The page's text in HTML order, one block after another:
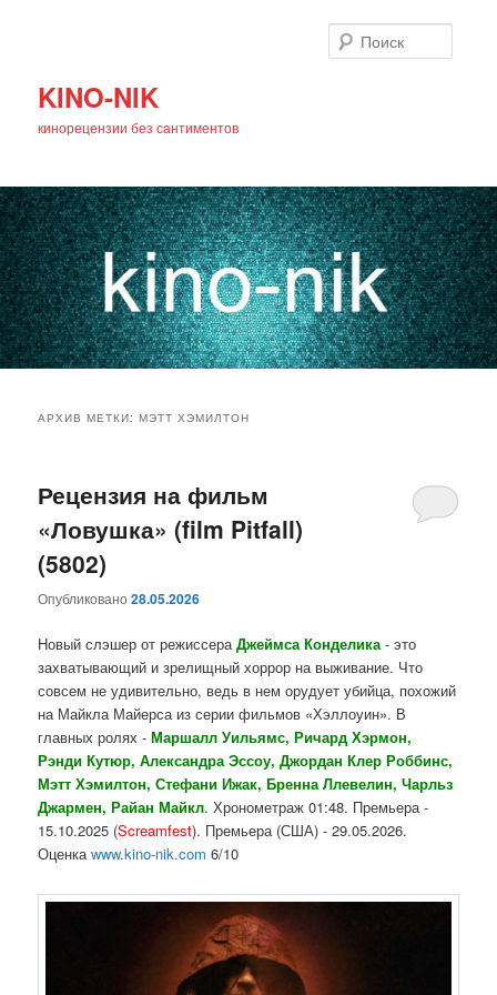
KINO-NIK
кинорецензии без сантиментов
основному
содержимому
дополнительному
содержимому
АРХИВ МЕТКИ:МЭТТ ХЭМИЛТОН
Рецензия на фильм
«Ловушка» (film Pitfall)
(5802)
Опубликовано28.05.2026
Новый слэшер от режиссераДжеймса Конделика - это
захватывающий и зрелищный хоррор на выживание. Что
совсем не удивительно, ведь в нем орудует убийца, похожий
на Майкла Майерса из серии фильмов «Хэллоуин». В
главных ролях -Маршалл Уильямс, Ричард Хэрмон,
Рэнди Кутюр, Александра Эссоу, Джордан Клер Роббинс,
Мэтт Хэмилтон, Стефани Ижак, Бренна Ллевелин, Чарльз
Джармен, Райан Майкл. Хронометраж 01:48. Премьера -
15.10.2025 (Screamfest). Премьера (США) - 29.05.2026.
Оценкаwww.kino-nik.com 6/10